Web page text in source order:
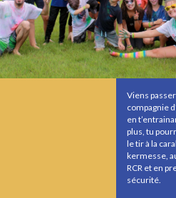
Viens
compagnie
en
plus, tu
le tir à la
kermesse,
RCR et en
sécurité.